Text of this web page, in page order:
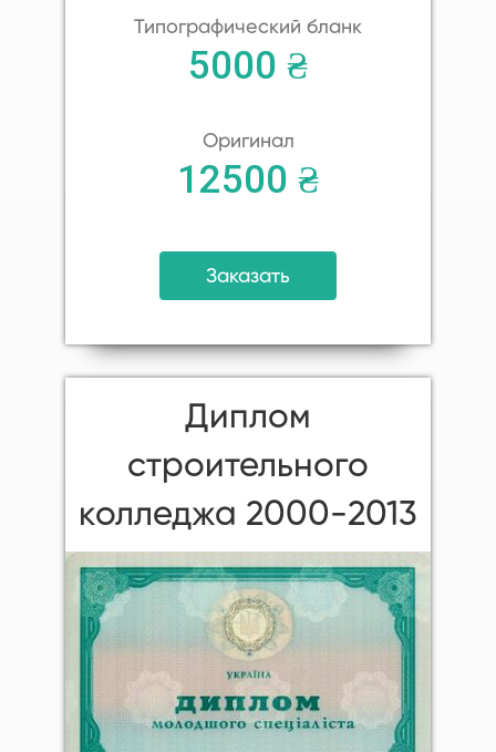
Типографический бланк
5000 ₴
Оригинал
12500 ₴
Заказать
Диплом
строительного
колледжа 2000-2013